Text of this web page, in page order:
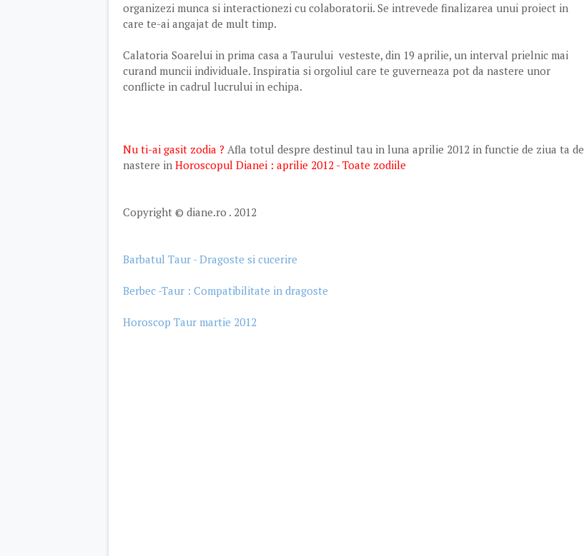
organizezi munca si interactionezi cu colaboratorii. Se intrevede finalizarea unui proiect in
care te-ai angajat de mult timp.
Calatoria Soarelui in prima casa a Taurului vesteste, din 19 aprilie, un interval prielnic mai
curand muncii individuale. Inspiratia si orgoliul care te guverneaza pot da nastere unor
conflicte in cadrul lucrului in echipa.
Nu ti-ai gasit zodia ? Afla totul despre destinul tau in luna aprilie 2012 in functie de ziua ta de
nastere in Horoscopul Dianei : aprilie 2012 - Toate zodiile
Copyright © diane.ro . 2012
Barbatul Taur - Dragoste si cucerire
Berbec -Taur : Compatibilitate in dragoste
Horoscop Taur martie 2012